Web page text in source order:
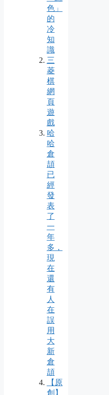
色」
的
冷
知
識
三
菱
棋
網
頁
遊
戲
哈
哈
倉
頡
已
經
發
表
了
一
年
多，
現
在
還
有
人
在
誤
用
大
新
倉
頡
【原
創】